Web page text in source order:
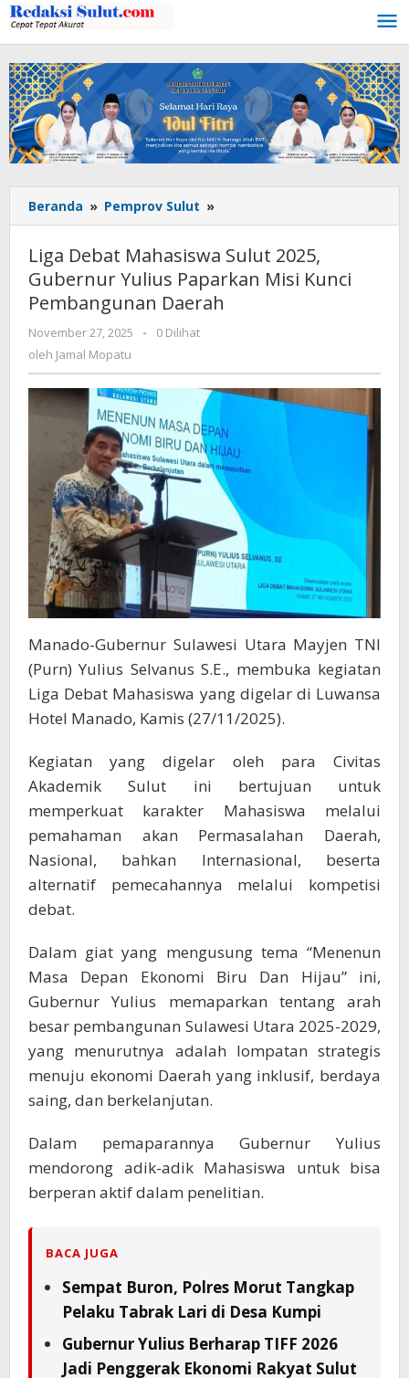
Lewati
ke
konten
Beranda » Pemprov Sulut »
Debat
Mahasiswa
Sulut
2025,
Gubernur
Kunci
Pembangunan
Liga Debat Mahasiswa Sulut 2025,
Gubernur Yulius Paparkan Misi Kunci
Pembangunan Daerah
November 27, 2025
oleh
-
0 Dilihat
oleh Jamal Mopatu
Manado-Gubernur Sulawesi Utara Mayjen TNI
(Purn) Yulius Selvanus S.E., membuka kegiatan
Liga Debat Mahasiswa yang digelar di Luwansa
Hotel Manado, Kamis (27/11/2025).
Kegiatan yang digelar oleh para Civitas
Akademik Sulut ini bertujuan untuk
memperkuat karakter Mahasiswa melalui
pemahaman akan Permasalahan Daerah,
Nasional, bahkan Internasional, beserta
alternatif pemecahannya melalui kompetisi
debat.
Dalam giat yang mengusung tema “Menenun
Masa Depan Ekonomi Biru Dan Hijau” ini,
Gubernur Yulius memaparkan tentang arah
besar pembangunan Sulawesi Utara 2025-2029,
yang menurutnya adalah lompatan strategis
menuju ekonomi Daerah yang inklusif, berdaya
saing, dan berkelanjutan.
Dalam pemaparannya Gubernur Yulius
mendorong adik-adik Mahasiswa untuk bisa
berperan aktif dalam penelitian.
BACA JUGA
Sempat Buron, Polres Morut Tangkap
Pelaku Tabrak Lari di Desa Kumpi
Gubernur Yulius Berharap TIFF 2026
Jadi Penggerak Ekonomi Rakyat Sulut